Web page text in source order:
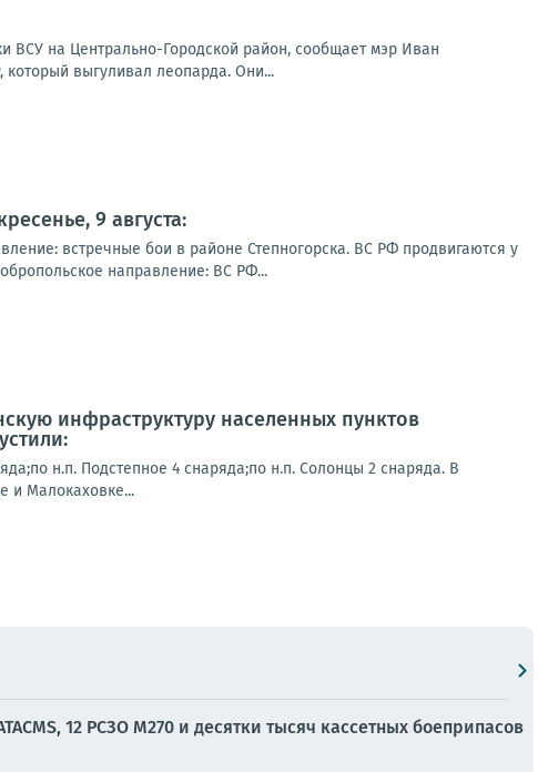
ВСУ на Центрально-Городской район, сообщает мэр Иван
который выгуливал леопарда. Они...
9 августа:
встречные бои в районе Степногорска. ВС РФ продвигаются у
направление: ВС РФ...
инфраструктуру населенных пунктов
н.п. Подстепное 4 снаряда;по н.п. Солонцы 2 снаряда. В
и Малокаховке...
12 РСЗО M270 и десятки тысяч кассетных боеприпасов